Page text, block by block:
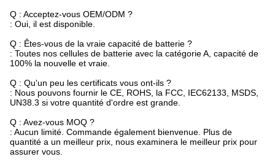
Q : Acceptez-vous OEM/ODM ?
: Oui, il est disponible.
Q : Êtes-vous de la vraie capacité de batterie ?
: Toutes nos cellules de batterie avec la catégorie A, capacité de
100% la nouvelle et vraie.
Q : Qu'un peu les certificats vous ont-ils ?
: Nous pouvons fournir le CE, ROHS, la FCC, IEC62133, MSDS,
UN38.3 si votre quantité d'ordre est grande.
Q : Avez-vous MOQ ?
: Aucun limité. Commande également bienvenue. Plus de
quantité a un meilleur prix, nous examinera le meilleur prix pour
assurer vous.